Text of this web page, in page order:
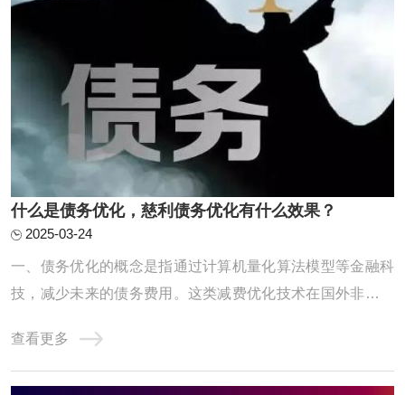
什么是债务优化，慈利债务优化有什么效果？
2025-03-24
一、债务优化的概念是指通过计算机量化算法模型等金融科
技，减少未来的债务费用。这类减费优化技术在国外非常普
务优化的具体形式使用大数据、算法模型等先进的技术工
具，在保障借款人隐私的前提下，对上千万种不同的还款方
查看更多